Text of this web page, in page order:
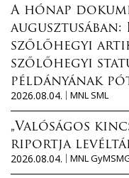
ó
h
e
l
y
e
”
D
í
j
a
d
e
r
e
d
m
é
n
y
A hónap
augusztusában:
szőlőhegyi
szőlőhegyi
példányának
2026.08.04.
MNL SML
„Valóságos
riportja
2026.08.04.
MNL